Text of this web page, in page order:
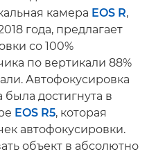
камера EOS R,
года, предлагает
со 100%
по вертикали 88%
Автофокусировка
была достигнута в
EOS R5, которая
автофокусировки.
объект в абсолютно